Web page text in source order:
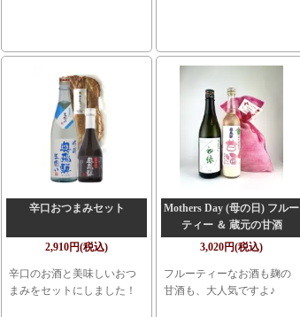
辛口おつまみセット
2,910円(税込)
辛口のお酒と美味しいおつ
まみをセットにしました！
Mothers Day (母の日) フルー
ティー ＆ 蔵元の甘酒
3,020円(税込)
フルーティーなお酒も麹の
甘酒も、大人気ですよ♪